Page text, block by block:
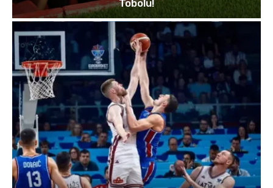
Tobolu!